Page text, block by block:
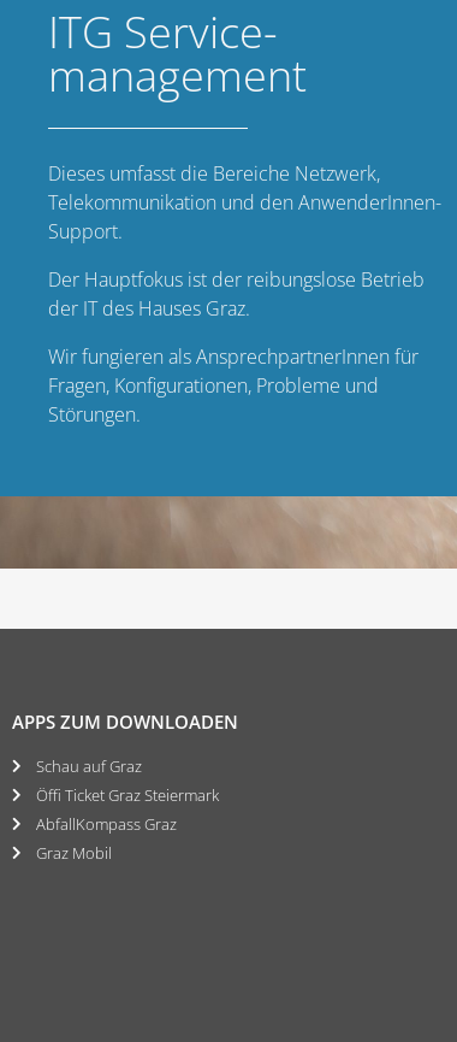
ITG Service­
management
Dieses umfasst die Bereiche Netzwerk,
Telekommunikation und den AnwenderInnen-
Support.
Der Hauptfokus ist der reibungslose Betrieb
der IT des Hauses Graz.
Wir fungieren als AnsprechpartnerInnen für
Fragen, Konfigurationen, Probleme und
Störungen.
APPS ZUM DOWNLOADEN
Schau auf Graz
Öffi Ticket Graz Steiermark
AbfallKompass Graz
Graz Mobil